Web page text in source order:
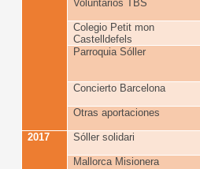
Voluntarios TBS
Colegio Petit mon
Castelldefels
Parroquia Sóller
Concierto Barcelona
Otras aportaciones
2017
Sóller solidari
Mallorca Misionera